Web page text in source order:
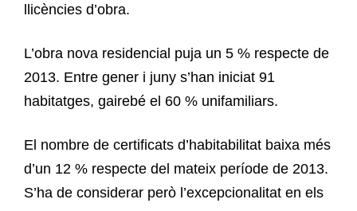
llicències d’obra.
L’obra nova residencial puja un 5 % respecte de
2013. Entre gener i juny s’han iniciat 91
habitatges, gairebé el 60 % unifamiliars.
El nombre de certificats d’habitabilitat baixa més
d’un 12 % respecte del mateix període de 2013.
S’ha de considerar però l’excepcionalitat en els